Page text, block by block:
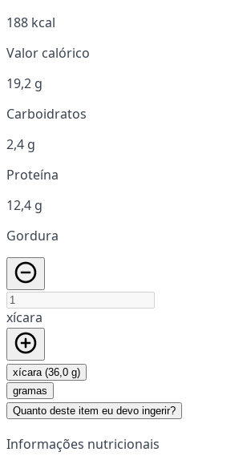
188 kcal
Valor calórico
19,2 g
Carboidratos
2,4 g
Proteína
12,4 g
Gordura
xícara
xícara (36,0 g)
gramas
Quanto deste item eu devo ingerir?
Informações nutricionais